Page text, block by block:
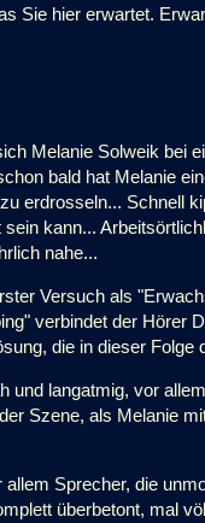
Sie hier erwartet.
Melanie Solweik bei
bald hat Melanie
erdrosseln... Schnell
kann...
nahe...
Versuch als
verbindet der Hörer
die in dieser
und langatmig, vor
Szene, als Melanie
Sprecher, die
überbetont, mal